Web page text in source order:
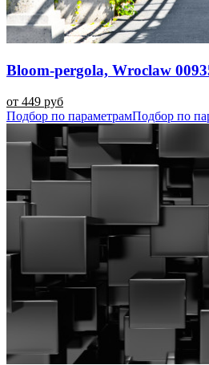
Bloom-pergola, Wroclaw
от 449 руб
Подбор по параметрамПодбор по